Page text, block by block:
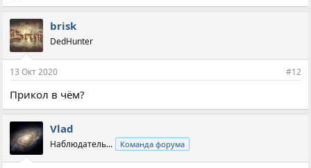
brisk
DedHunter
13 Окт 2020 #12
Прикол в чём?
Vlad
Наблюдатель... Команда форума